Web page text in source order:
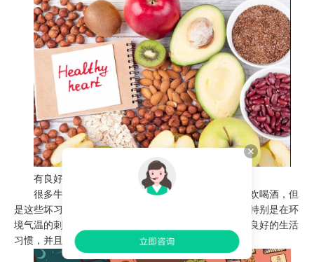
有良好的生活作息
很多牛皮癣患者的生活作息并不好，喜欢熬夜、喜欢喝酒，但
是这些坏习惯都是容易免疫力下降，导致牛皮癣复发，特别是在环
境气温的刺激下，更是容易诱发牛皮癣。所以，要保持良好的生活
习惯，并且早睡早起，才可以防止。